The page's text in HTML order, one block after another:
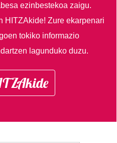
ezinbestekoa zaigu.
HITZAkide!Zure ekarpenari
tokiko informazio
lagunduko duzu.